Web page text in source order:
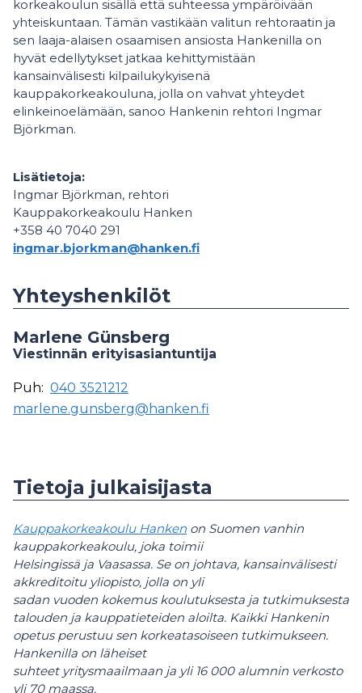
korkeakoulun sisällä että suhteessa ympäröivään
yhteiskuntaan. Tämän vastikään valitun rehtoraatin ja
sen laaja-alaisen osaamisen ansiosta Hankenilla on
hyvät edellytykset jatkaa kehittymistään
kansainvälisesti kilpailukykyisenä
kauppakorkeakouluna, jolla on vahvat yhteydet
elinkeinoelämään, sanoo Hankenin rehtori Ingmar
Björkman.
Lisätietoja:
Ingmar Björkman, rehtori
Kauppakorkeakoulu Hanken
+358 40 7040 291
ingmar.bjorkman@hanken.fi
Yhteyshenkilöt
Marlene Günsberg
Viestinnän erityisasiantuntija
Puh: 040 3521212
marlene.gunsberg@hanken.fi
Tietoja julkaisijasta
Kauppakorkeakoulu Hanken on Suomen vanhin
kauppakorkeakoulu, joka toimii
Helsingissä ja Vaasassa. Se on johtava, kansainvälisesti
akkreditoitu yliopisto, jolla on yli
sadan vuoden kokemus koulutuksesta ja tutkimuksesta
talouden ja kauppatieteiden aloilta. Kaikki Hankenin
opetus perustuu sen korkeatasoiseen tutkimukseen.
Hankenilla on läheiset
suhteet yritysmaailmaan ja yli 16 000 alumnin verkosto
yli 70 maassa.